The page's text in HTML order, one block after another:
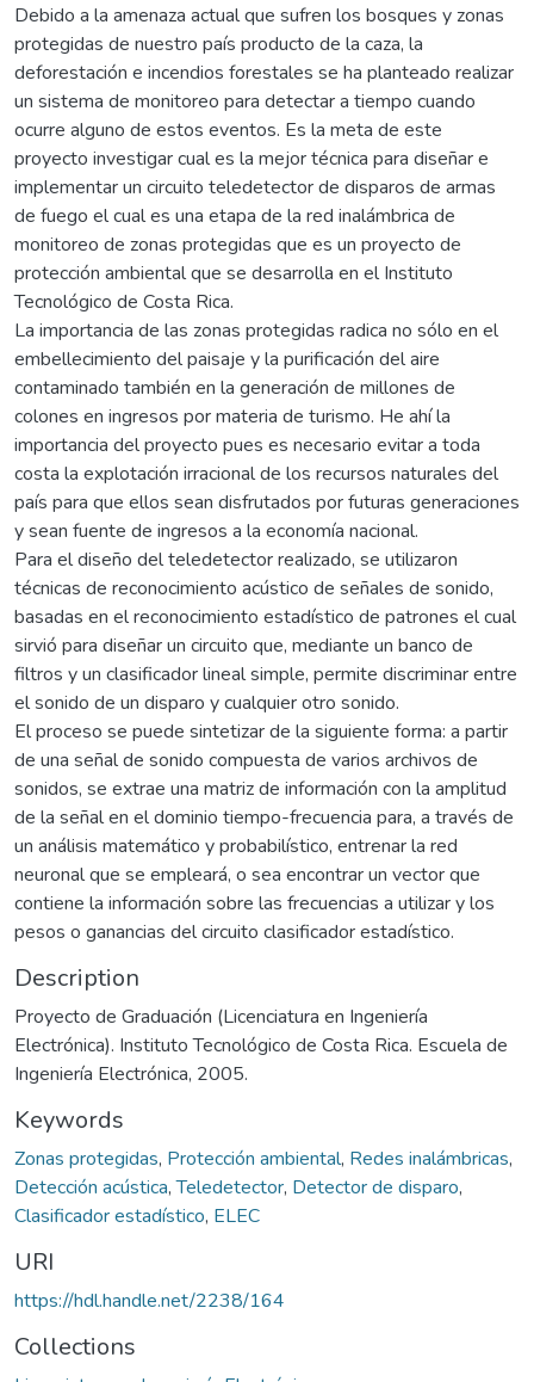
Debido a la amenaza actual que sufren los bosques y zonas
protegidas de nuestro país producto de la caza, la
deforestación e incendios forestales se ha planteado realizar
un sistema de monitoreo para detectar a tiempo cuando
ocurre alguno de estos eventos. Es la meta de este
proyecto investigar cual es la mejor técnica para diseñar e
implementar un circuito teledetector de disparos de armas
de fuego el cual es una etapa de la red inalámbrica de
monitoreo de zonas protegidas que es un proyecto de
protección ambiental que se desarrolla en el Instituto
Tecnológico de Costa Rica.
La importancia de las zonas protegidas radica no sólo en el
embellecimiento del paisaje y la purificación del aire
contaminado también en la generación de millones de
colones en ingresos por materia de turismo. He ahí la
importancia del proyecto pues es necesario evitar a toda
costa la explotación irracional de los recursos naturales del
país para que ellos sean disfrutados por futuras generaciones
y sean fuente de ingresos a la economía nacional.
Para el diseño del teledetector realizado, se utilizaron
técnicas de reconocimiento acústico de señales de sonido,
basadas en el reconocimiento estadístico de patrones el cual
sirvió para diseñar un circuito que, mediante un banco de
filtros y un clasificador lineal simple, permite discriminar entre
el sonido de un disparo y cualquier otro sonido.
El proceso se puede sintetizar de la siguiente forma: a partir
de una señal de sonido compuesta de varios archivos de
sonidos, se extrae una matriz de información con la amplitud
de la señal en el dominio tiempo-frecuencia para, a través de
un análisis matemático y probabilístico, entrenar la red
neuronal que se empleará, o sea encontrar un vector que
contiene la información sobre las frecuencias a utilizar y los
pesos o ganancias del circuito clasificador estadístico.
Description
Proyecto de Graduación (Licenciatura en Ingeniería
Electrónica). Instituto Tecnológico de Costa Rica. Escuela de
Ingeniería Electrónica, 2005.
Keywords
Zonas protegidas, Protección ambiental, Redes inalámbricas,
Detección acústica,Teledetector, Detector de disparo,
Clasificador estadístico, ELEC
URI
https://hdl.handle.net/2238/164
Collections